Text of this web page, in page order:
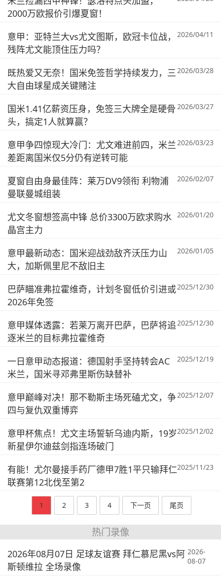
2000万欧报价引爆夏窗！
意甲：亚特兰大vs尤文图斯，欧冠卡位战，
残阵尤文能顶住压力吗？
2026/04/11
既热爱又无奈！国米免签哲学持续发力，三
大自由球星成关键赌注
2026/03/28
国米1.41亿薪资压身，免签三大牌全是硬骨
头，搞定1人就算赢？
2026/03/27
意甲争四惊现大冷门：尤文难进前四，米兰
差距离国米仅5分仍有逆转可能
2026/03/23
夏窗自由身最佳阵：莱万DV9领衔 利物浦
曼联曼城组装
2026/02/07
尤文冬窗想签高中锋 总价3300万欧求购水
晶宫主力
2026/01/20
意甲最新动态：国米迎战劲敌齐沃压力山
大，加斯佩里尼不敌旧主
2026/01/05
巴萨瞄准弗拉霍维奇，计划冬窗低价引进或
2026年免签
2025/12/30
意甲媒体透露：若莱万离开巴萨，巴萨将追
逐米兰的目标弗拉霍维奇
2025/12/30
一日意甲动态报道：德国射手坚持转会AC
米兰，国米寻邓弗里斯伤缺替补
2025/12/19
意甲巅峰对决！那不勒斯主场死磕尤文，争
四与复仇双重博弈
2025/12/07
意甲杯焦点！尤文主场誓斩乌迪内斯，19岁
新星伊尔迪兹剑指连场破门
2025/12/02
有能！尤尔曼接手药厂德甲7胜1平只输拜仁
联赛第12北伐至第2
2025/11/23
1 2 3 4 下一页 尾页
热门录像
2026年08月07日 足球友谊赛 拜仁慕尼黑vs阿
斯顿维拉 全场录像
2026-
08-07